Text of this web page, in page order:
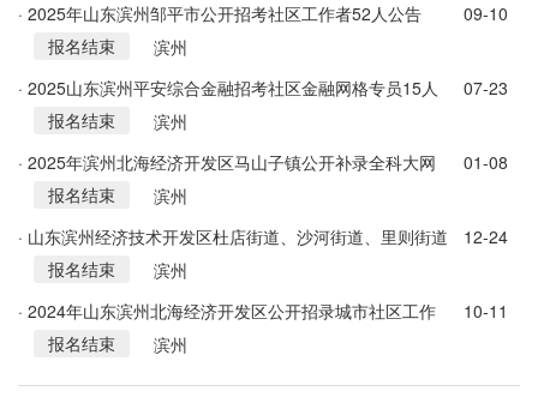
· 2025年山东滨州邹平市公开招考社区工作者52人公告
09-10
报名结束
滨州
· 2025山东滨州平安综合金融招考社区金融网格专员15人
公告
07-23
报名结束
滨州
· 2025年滨州北海经济开发区马山子镇公开补录全科大网
格网格员公告（5人）
01-08
报名结束
滨州
· 山东滨州经济技术开发区杜店街道、沙河街道、里则街道
办事处2024年招聘工作人员46人简章
12-24
报名结束
滨州
· 2024年山东滨州北海经济开发区公开招录城市社区工作
者12人公告
10-11
报名结束
滨州